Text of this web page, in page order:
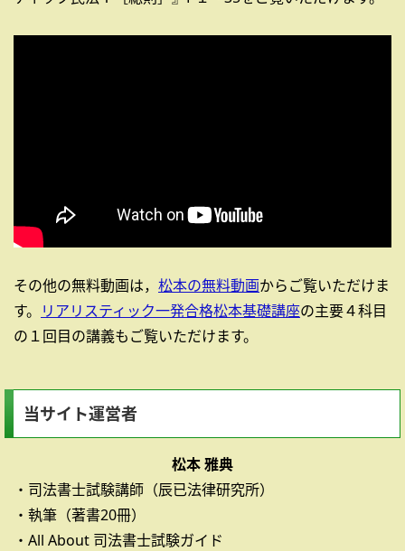
その他の無料動画は， 松本の無料動画からご覧いただけま
す。 リアリスティック一発合格松本基礎講座の主要４科目
の１回目の講義もご覧いただけます。
当サイト運営者
松本 雅典
・司法書士試験講師（辰已法律研究所）
・執筆（著書20冊）
・All About 司法書士試験ガイド